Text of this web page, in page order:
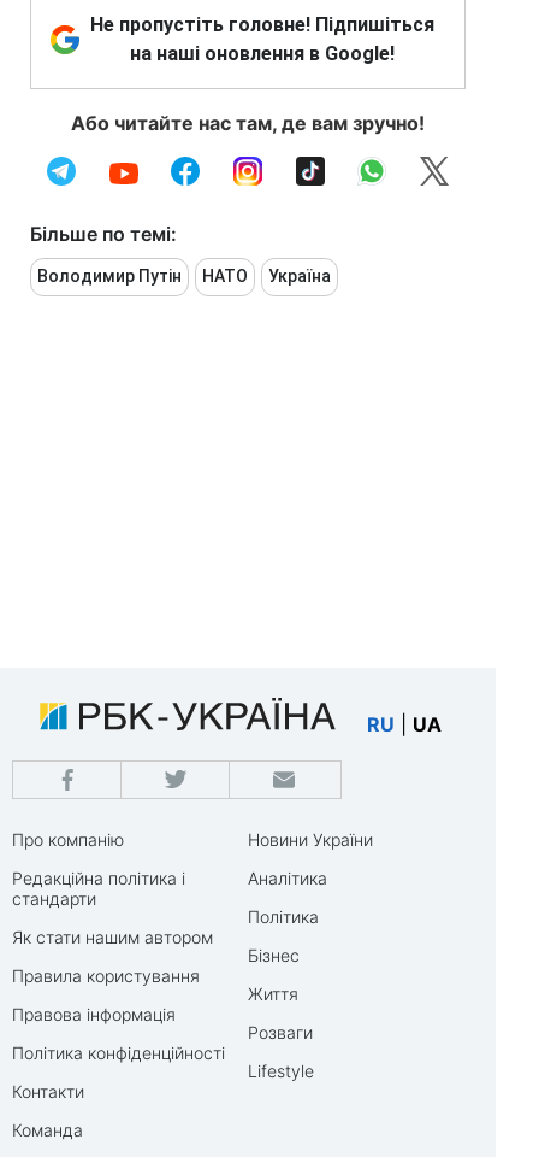
Не пропустіть головне! Підпишіться
на наші оновлення в Google!
Або читайте нас там, де вам зручно!
Більше по темі:
Володимир Путін НАТО Україна
RU UA
Про компанію
Редакційна політика і
стандарти
Як стати нашим автором
Правила користування
Правова інформація
Політика конфіденційності
Контакти
Команда
Новини України
Аналітика
Політика
Бізнес
Життя
Розваги
Lifestyle